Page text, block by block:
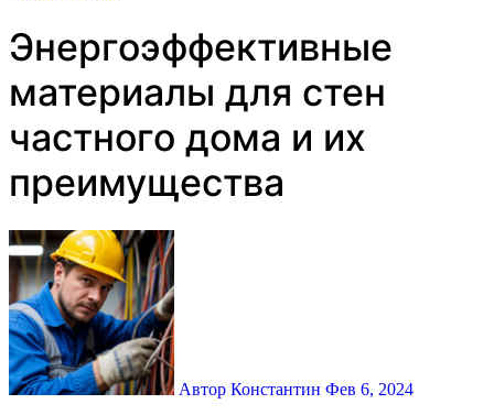
Энергоэффективные
материалы для стен
частного дома и их
преимущества
Автор Константин Фев 6, 2024